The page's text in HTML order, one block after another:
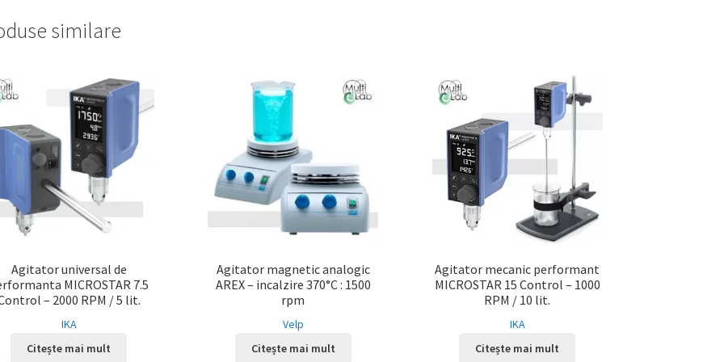
similare
Agitator universal de
MICROSTAR 7.5
– 2000 RPM / 5 lit.
IKA
Citește mai mult
Agitator magnetic analogic
AREX – incalzire 370°C : 1500
rpm
Velp
Citește mai mult
Agitator mecanic performant
MICROSTAR 15 Control – 1000
RPM / 10 lit.
IKA
Citește mai mult